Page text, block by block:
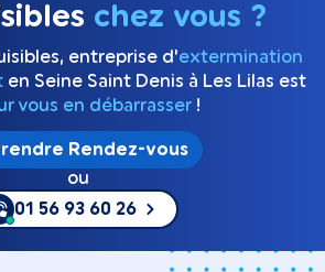
chez vous ?
entreprise d'extermination
en Seine Saint Denis à Les Lilas est
vous en débarrasser !
Rendez-vous
ou
01 56 93 60 26